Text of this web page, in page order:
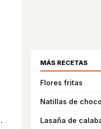
MÁS RECETAS
Flores fritas
Natillas de
Lasaña de